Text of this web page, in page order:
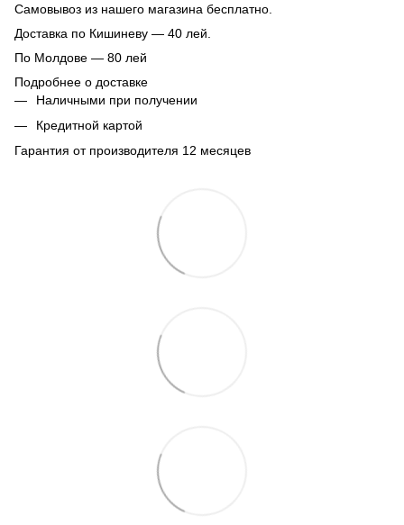
Самовывоз из нашего магазина бесплатно.
Доставка по Кишиневу — 40 лей.
По Молдове — 80 лей
Подробнее о доставке
Наличными при получении
Кредитной картой
Гарантия от производителя 12 месяцев